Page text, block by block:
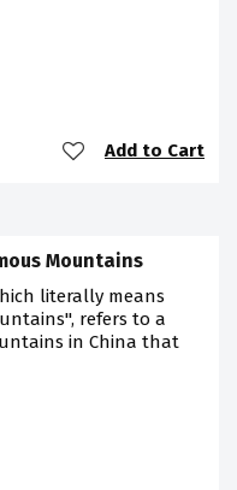
Add to Cart
Mountains
literally means
refers to a
in China that